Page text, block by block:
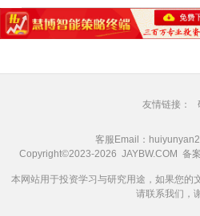
友情链接：
客服Email：
Copyright©2023-2026 JAYBW.COM 备案
本网站用于投资学习与研究用途，如果您的
请联系我们，